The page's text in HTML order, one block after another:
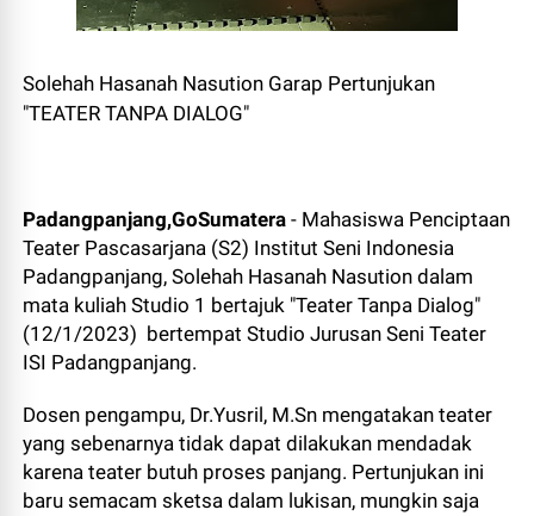
Solehah Hasanah Nasution Garap Pertunjukan
"TEATER TANPA DIALOG"
Padangpanjang,GoSumatera - Mahasiswa Penciptaan
Teater Pascasarjana (S2) Institut Seni Indonesia
Padangpanjang, Solehah Hasanah Nasution dalam
mata kuliah Studio 1 bertajuk "Teater Tanpa Dialog"
(12/1/2023) bertempat Studio Jurusan Seni Teater
ISI Padangpanjang.
Dosen pengampu, Dr.Yusril, M.Sn mengatakan teater
yang sebenarnya tidak dapat dilakukan mendadak
karena teater butuh proses panjang. Pertunjukan ini
baru semacam sketsa dalam lukisan, mungkin saja